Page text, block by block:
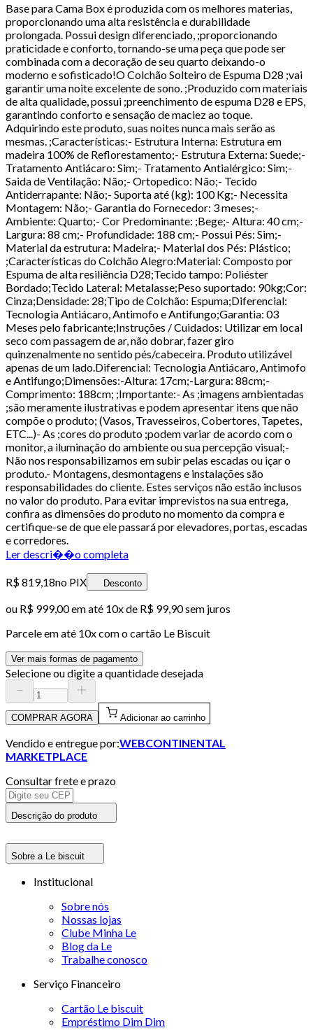
Base para Cama Box é produzida com os melhores materias,
proporcionando uma alta resistência e durabilidade
prolongada. Possui design diferenciado, ;proporcionando
praticidade e conforto, tornando-se uma peça que pode ser
combinada com a decoração de seu quarto deixando-o
moderno e sofisticado!O Colchão Solteiro de Espuma D28 ;vai
garantir uma noite excelente de sono. ;Produzido com materiais
de alta qualidade, possui ;preenchimento de espuma D28 e EPS,
garantindo conforto e sensação de maciez ao toque.
Adquirindo este produto, suas noites nunca mais serão as
mesmas. ;Características:- Estrutura Interna: Estrutura em
madeira 100% de Reflorestamento;- Estrutura Externa: Suede;-
Tratamento Antiácaro: Sim;- Tratamento Antialérgico: Sim;-
Saida de Ventilação: Não;- Ortopedico: Não;- Tecido
Antiderrapante: Não;- Suporta até (kg): 100 Kg;- Necessita
Montagem: Não;- Garantia do Fornecedor: 3 meses;-
Ambiente: Quarto;- Cor Predominante: ;Bege;- Altura: 40 cm;-
Largura: 88 cm;- Profundidade: 188 cm;- Possui Pés: Sim;-
Material da estrutura: Madeira;- Material dos Pés: Plástico;
;Características do Colchão Alegro:Material: Composto por
Espuma de alta resiliência D28;Tecido tampo: Poliéster
Bordado;Tecido Lateral: Metalasse;Peso suportado: 90kg;Cor:
Cinza;Densidade: 28;Tipo de Colchão: Espuma;Diferencial:
Tecnologia Antiácaro, Antimofo e Antifungo;Garantia: 03
Meses pelo fabricante;Instruções / Cuidados: Utilizar em local
seco com passagem de ar, não dobrar, fazer giro
quinzenalmente no sentido pés/cabeceira. Produto utilizável
apenas de um lado.Diferencial: Tecnologia Antiácaro, Antimofo
e Antifungo;Dimensões:-Altura: 17cm;-Largura: 88cm;-
Comprimento: 188cm; ;Importante:- As ;imagens ambientadas
;são meramente ilustrativas e podem apresentar itens que não
compõe o produto; (Vasos, Travesseiros, Cobertores, Tapetes,
ETC...)- As ;cores do produto ;podem variar de acordo com o
monitor, a iluminação do ambiente ou sua percepção visual;-
Não nos responsabilizamos em subir pelas escadas ou içar o
produto.- Montagens, desmontagens e instalações são
responsabilidades do cliente. Estes serviços não estão inclusos
no valor do produto. Para evitar imprevistos na sua entrega,
confira as dimensões do produto no momento da compra e
certifique-se de que ele passará por elevadores, portas, escadas
e corredores.
Ler descri��o completa
R$ 819,18no PIX Desconto
ou R$ 999,00em até 10x de R$ 99,90 sem juros
Parcele em até 10x com o cartão Le Biscuit
Ver mais formas de pagamento
Selecione ou digite a quantidade desejada
COMPRAR AGORA Adicionar ao carrinho
Vendido e entregue por:WEBCONTINENTAL
MARKETPLACE
Consultar frete e prazo
Descrição do produto
Sobre a Le biscuit
Institucional
Sobre nós
Nossas lojas
Clube Minha Le
Blog da Le
Trabalhe conosco
Serviço Financeiro
Cartão Le biscuit
Empréstimo Dim Dim